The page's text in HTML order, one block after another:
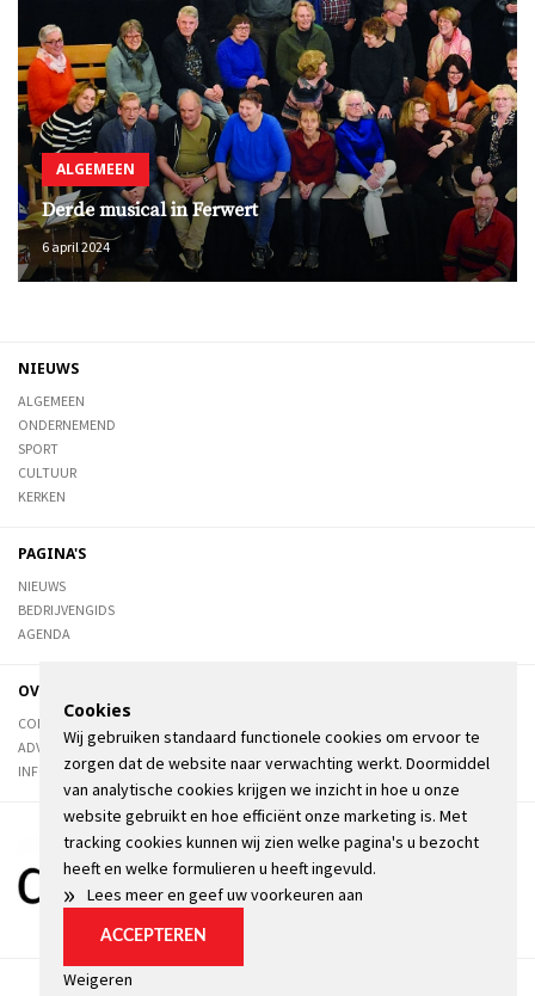
ALGEMEEN
Derde musical in Ferwert
6 april 2024
NIEUWS
ALGEMEEN
ONDERNEMEND
SPORT
CULTUUR
KERKEN
PAGINA'S
NIEUWS
BEDRIJVENGIDS
AGENDA
OVER DE STIENSER
CONTACT
ADVERTEREN
INFORMATIE
Algemene voorwaarden
Cookies
Wij gebruiken standaard functionele cookies om ervoor te
zorgen dat de website naar verwachting werkt. Doormiddel
van analytische cookies krijgen we inzicht in hoe u onze
website gebruikt en hoe efficiënt onze marketing is. Met
tracking cookies kunnen wij zien welke pagina's u bezocht
heeft en welke formulieren u heeft ingevuld.
» Lees meer en geef uw voorkeuren aan
ACCEPTEREN
Weigeren